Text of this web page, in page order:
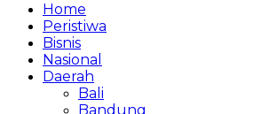
Home
Peristiwa
Bisnis
Nasional
Daerah
Bali
Bandung